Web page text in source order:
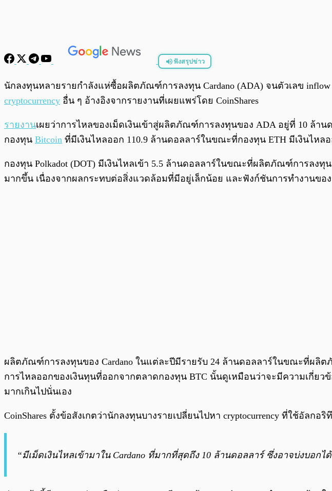
ฟังสรุปข่าว
นักลงทุนหลายรายกำลังแห่ซื้อผลิตภัณฑ์การลงทุน Cardano (ADA) จนตัวเลข
cryptocurrency อื่น ๆ อ้างอิงจากรายงานที่เผยแพร่โดย CoinShares
รายงานเผยว่าการไหลของเม็ดเงินเข้าสู่ผลิตภัณฑ์การลงทุนของ ADA อยู่ที่ 10 ล้า
กองทุน Bitcoin ที่มีเงินไหลออก 110.9 ล้านดอลลาร์ในขณะที่กองทุน ETH มีเงินไหล
กองทุน Polkadot (DOT) มีเงินไหลเข้า 5.5 ล้านดอลลาร์ในขณะที่ผลิตภัณฑ์การลง
มากขึ้น เนื่องจากผลกระทบต่อสิ่งแวดล้อมที่มีอยู่เล็กน้อย และฟังก์ชันการทำงานข
ผลิตภัณฑ์การลงทุนของ Cardano ในแต่ละปีมีรายรับ 24 ล้านดอลลาร์ในขณะที่ผ
การไหลออกของเงินทุนที่ออกจากตลาดกองทุน BTC นั้นดูเหมือนว่าจะมีความเกี่ยว
มากเกินไปนั่นเอง
CoinShares ตั้งข้อสังเกตว่านักลงทุนบางรายเปลี่ยนไปหา cryptocurrency ที่ใช้อัลกอ
“มีเม็ดเงินไหลเข้ามาใน Cardano ที่มากที่สุดถึง 10 ล้านดอลลาร์ ซึ่งอาจบ่งบอก